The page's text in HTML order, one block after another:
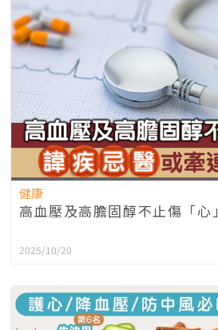
健康
高血壓及高膽固醇不止傷「心」
2025/10/20